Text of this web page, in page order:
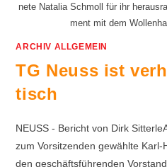
ne­te Na­ta­lia Schmoll für ihr
ment mit dem
ARCHIV ALLGEMEIN
TG Neuss ist
tisch
NEUSS - Bericht von Dirk
zum Vor­sit­zen­den ge­wähl­te
den ge­schäfts­füh­ren­den